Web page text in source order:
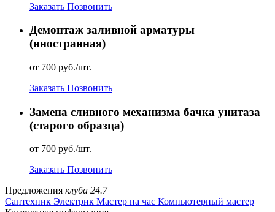
Заказать Позвонить
Демонтаж заливной арматуры
(иностранная)
от 700 руб./шт.
Заказать Позвонить
Замена сливного механизма бачка унитаза
(старого образца)
от 700 руб./шт.
Заказать Позвонить
Предложения клуба 24.7
Сантехник Электрик Мастер на час Компьютерный мастер